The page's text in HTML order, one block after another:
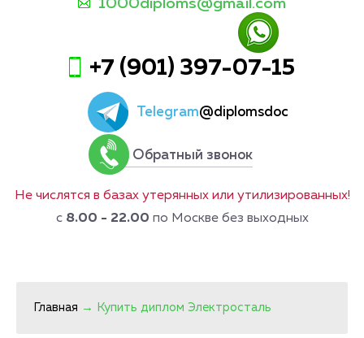
1000diploms@gmail.com
+7 (901) 397-07-15
Telegram@diplomsdoc
Обратный звонок
Не числятся в базах утерянных или утилизированных!
с 8.00 - 22.00 по Москве без выходных
Главная → Купить диплом Электросталь